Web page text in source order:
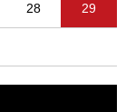
28 29